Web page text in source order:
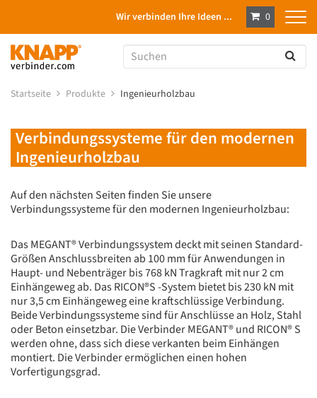
Wir verbinden Ihre Ideen ... 0
Startseite Produkte Ingenieurholzbau
Verbindungssysteme für den modernen
Ingenieurholzbau
Auf den nächsten Seiten finden Sie unsere
Verbindungssysteme für den modernen Ingenieurholzbau:
Das MEGANT® Verbindungssystem deckt mit seinen Standard-
Größen Anschlussbreiten ab 100 mm für Anwendungen in
Haupt- und Nebenträger bis 768 kN Tragkraft mit nur 2 cm
Einhängeweg ab. Das RICON®S -System bietet bis 230 kN mit
nur 3,5 cm Einhängeweg eine kraftschlüssige Verbindung.
Beide Verbindungssysteme sind für Anschlüsse an Holz, Stahl
oder Beton einsetzbar. Die Verbinder MEGANT® und RICON® S
werden ohne, dass sich diese verkanten beim Einhängen
montiert. Die Verbinder ermöglichen einen hohen
Vorfertigungsgrad.